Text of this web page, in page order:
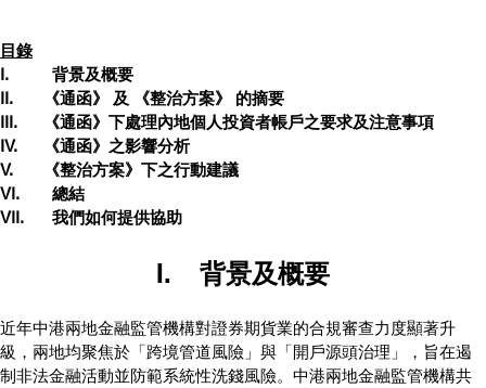
目錄
I.	  背景及概要
II.	《通函》 及 《整治方案》 的摘要
III.	《通函》下處理內地個人投資者帳戶之要求及注意事項
IV.	《通函》之影響分析
V.	《整治方案》下之行動建議
VI.	  總結
VII.	  我們如何提供協助
背景及概要
近年中港兩地金融監管機構對證券期貨業的合規審查力度顯著升
級，兩地均聚焦於「跨境管道風險」與「開戶源頭治理」，旨在遏
制非法金融活動並防範系統性洗錢風險。中港兩地金融監管機構共